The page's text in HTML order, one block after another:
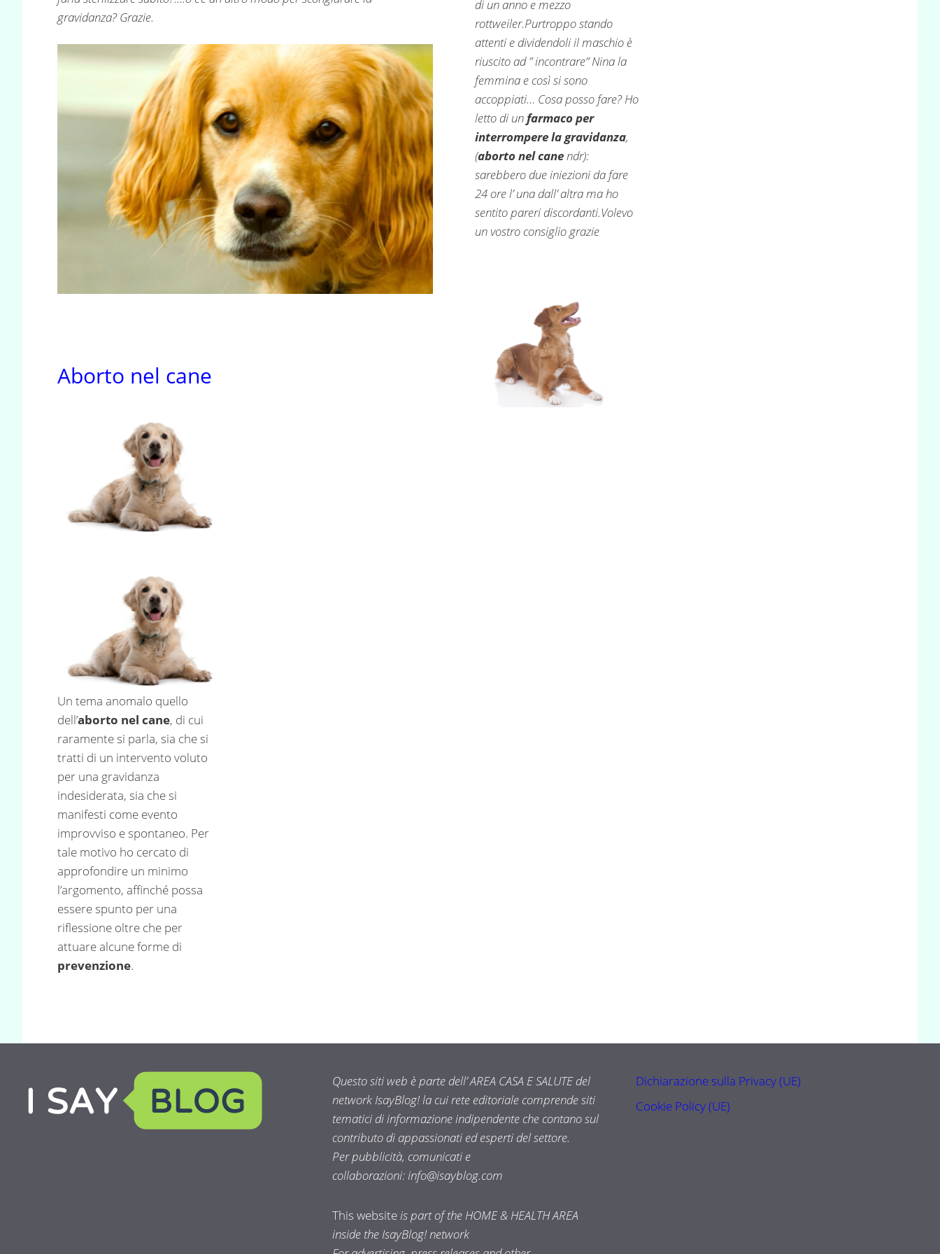
gravidanza? Grazie.
di un anno e mezzo
rottweiler.Purtroppo stando
attenti e dividendoli il maschio è
riuscito ad ” incontrare” Nina la
femmina e così si sono
accoppiati… Cosa posso fare? Ho
letto di unfarmaco per
interrompere la gravidanza,
(aborto nel canendr):
sarebbero due iniezioni da fare
24 ore l’ una dall’ altra ma ho
sentito pareri discordanti.Volevo
un vostro consiglio grazie
Aborto nel cane
Un tema anomalo quello
dell’aborto nel cane, di cui
raramente si parla, sia che si
tratti di un intervento voluto
per una gravidanza
indesiderata, sia che si
manifesti come evento
improvviso e spontaneo. Per
tale motivo ho cercato di
approfondire un minimo
l’argomento, affinché possa
essere spunto per una
riflessione oltre che per
attuare alcune forme di
prevenzione.
Questo siti web è parte dell’ AREA CASA E SALUTE del
network IsayBlog! la cui rete editoriale comprende siti
tematici di informazione indipendente che contano sul
contributo di appassionati ed esperti del settore.
Per pubblicità, comunicati e
collaborazioni:info@isayblog.com
This websiteis part of the HOME & HEALTH AREA
inside the IsayBlog! network
Dichiarazione sulla Privacy (UE)
Cookie Policy (UE)